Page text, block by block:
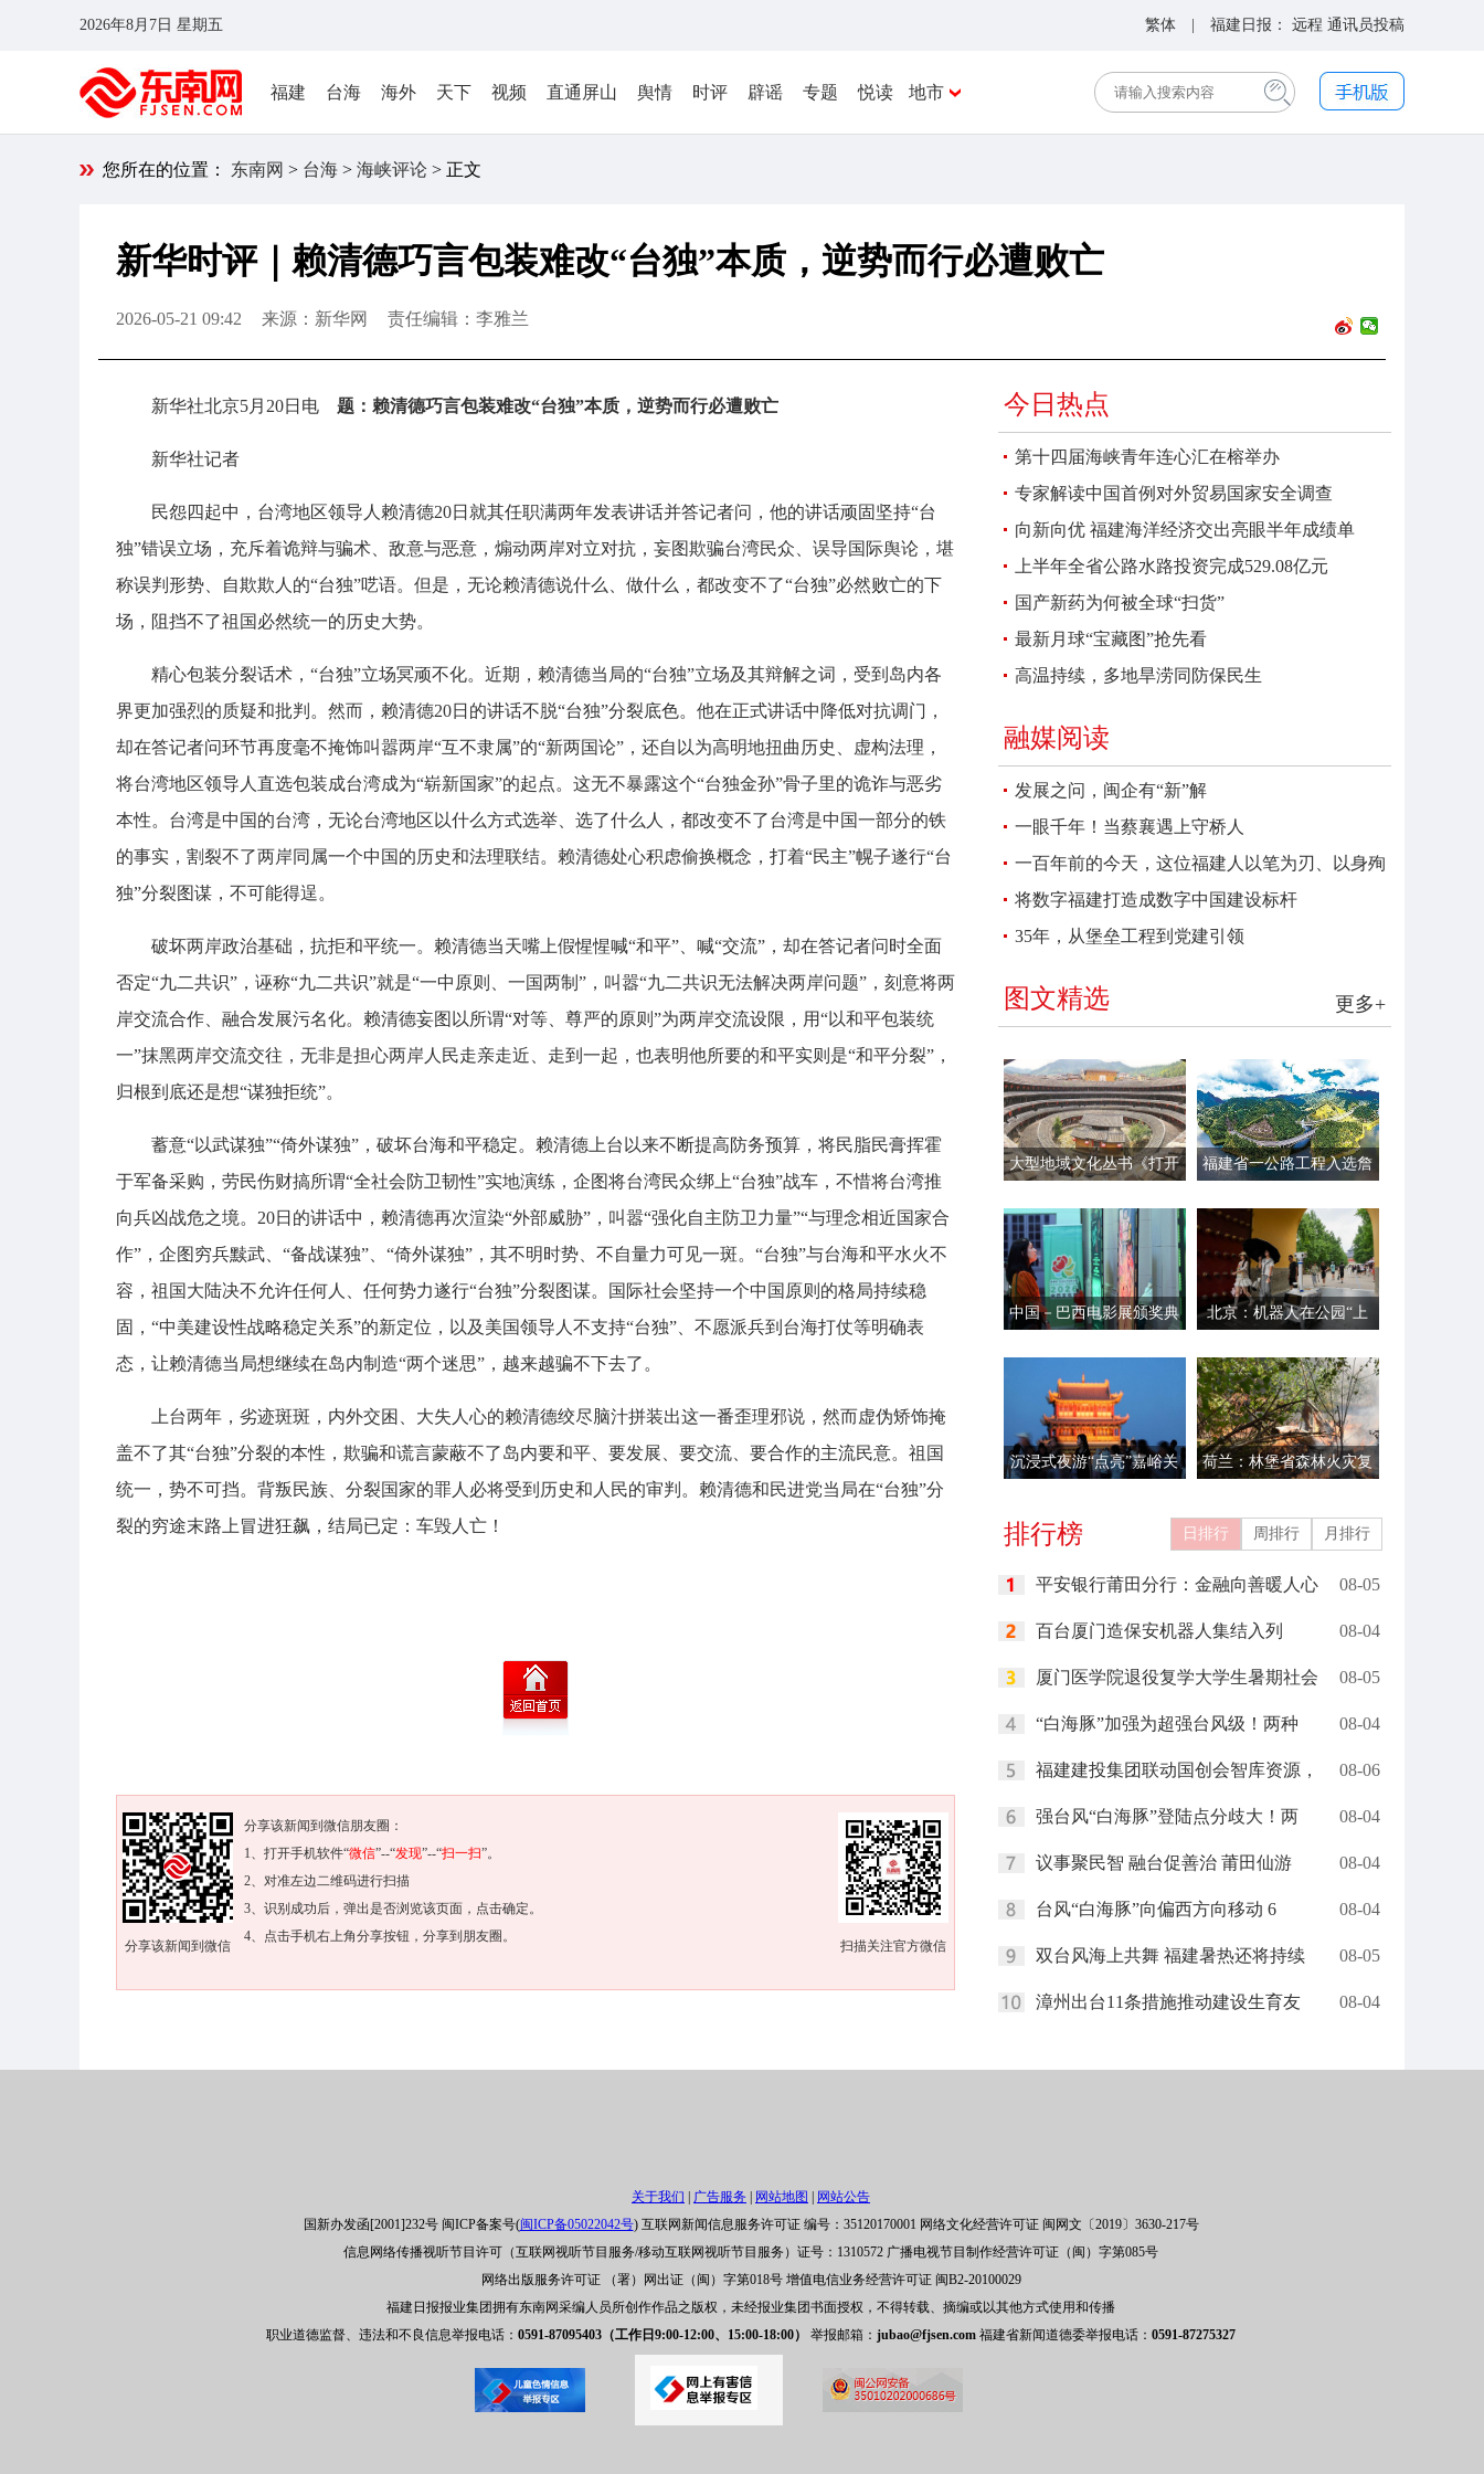
2026年8月7日 星期五 繁体 | 福建日报： 远程 通讯员投稿
福建 台海 海外 天下 视频 直通屏山 舆情 时评 辟谣 专题 悦读 地市
您所在的位置： 东南网 > 台海 > 海峡评论 > 正文
新华时评｜赖清德巧言包装难改“台独”本质，逆势而行必遭败亡
2026-05-21 09:42 来源：新华网 责任编辑：李雅兰
新华社北京5月20日电 题：赖清德巧言包装难改“台独”本质，逆势而行必遭败亡
新华社记者
民怨四起中，台湾地区领导人赖清德20日就其任职满两年发表讲话并答记者问，他的讲话顽固坚持“台
独”错误立场，充斥着诡辩与骗术、敌意与恶意，煽动两岸对立对抗，妄图欺骗台湾民众、误导国际舆论，堪
称误判形势、自欺欺人的“台独”呓语。但是，无论赖清德说什么、做什么，都改变不了“台独”必然败亡的下
场，阻挡不了祖国必然统一的历史大势。
精心包装分裂话术，“台独”立场冥顽不化。近期，赖清德当局的“台独”立场及其辩解之词，受到岛内各
界更加强烈的质疑和批判。然而，赖清德20日的讲话不脱“台独”分裂底色。他在正式讲话中降低对抗调门，
却在答记者问环节再度毫不掩饰叫嚣两岸“互不隶属”的“新两国论”，还自以为高明地扭曲历史、虚构法理，
将台湾地区领导人直选包装成台湾成为“崭新国家”的起点。这无不暴露这个“台独金孙”骨子里的诡诈与恶劣
本性。台湾是中国的台湾，无论台湾地区以什么方式选举、选了什么人，都改变不了台湾是中国一部分的铁
的事实，割裂不了两岸同属一个中国的历史和法理联结。赖清德处心积虑偷换概念，打着“民主”幌子遂行“台
独”分裂图谋，不可能得逞。
破坏两岸政治基础，抗拒和平统一。赖清德当天嘴上假惺惺喊“和平”、喊“交流”，却在答记者问时全面
否定“九二共识”，诬称“九二共识”就是“一中原则、一国两制”，叫嚣“九二共识无法解决两岸问题”，刻意将两
岸交流合作、融合发展污名化。赖清德妄图以所谓“对等、尊严的原则”为两岸交流设限，用“以和平包装统
一”抹黑两岸交流交往，无非是担心两岸人民走亲走近、走到一起，也表明他所要的和平实则是“和平分裂”，
归根到底还是想“谋独拒统”。
蓄意“以武谋独”“倚外谋独”，破坏台海和平稳定。赖清德上台以来不断提高防务预算，将民脂民膏挥霍
于军备采购，劳民伤财搞所谓“全社会防卫韧性”实地演练，企图将台湾民众绑上“台独”战车，不惜将台湾推
向兵凶战危之境。20日的讲话中，赖清德再次渲染“外部威胁”，叫嚣“强化自主防卫力量”“与理念相近国家合
作”，企图穷兵黩武、“备战谋独”、“倚外谋独”，其不明时势、不自量力可见一斑。“台独”与台海和平水火不
容，祖国大陆决不允许任何人、任何势力遂行“台独”分裂图谋。国际社会坚持一个中国原则的格局持续稳
固，“中美建设性战略稳定关系”的新定位，以及美国领导人不支持“台独”、不愿派兵到台海打仗等明确表
态，让赖清德当局想继续在岛内制造“两个迷思”，越来越骗不下去了。
上台两年，劣迹斑斑，内外交困、大失人心的赖清德绞尽脑汁拼装出这一番歪理邪说，然而虚伪矫饰掩
盖不了其“台独”分裂的本性，欺骗和谎言蒙蔽不了岛内要和平、要发展、要交流、要合作的主流民意。祖国
统一，势不可挡。背叛民族、分裂国家的罪人必将受到历史和人民的审判。赖清德和民进党当局在“台独”分
裂的穷途末路上冒进狂飙，结局已定：车毁人亡！
扫描关注官方微信
分享该新闻到微信
分享该新闻到微信朋友圈：
1、打开手机软件“微信”--“发现”--“扫一扫”。
2、对准左边二维码进行扫描
3、识别成功后，弹出是否浏览该页面，点击确定。
4、点击手机右上角分享按钮，分享到朋友圈。
今日热点
第十四届海峡青年连心汇在榕举办
专家解读中国首例对外贸易国家安全调查
向新向优 福建海洋经济交出亮眼半年成绩单
上半年全省公路水路投资完成529.08亿元
国产新药为何被全球“扫货”
最新月球“宝藏图”抢先看
高温持续，多地旱涝同防保民生
融媒阅读
发展之问，闽企有“新”解
一眼千年！当蔡襄遇上守桥人
一百年前的今天，这位福建人以笔为刃、以身殉
报
将数字福建打造成数字中国建设标杆
35年，从堡垒工程到党建引领
更多+
图文精选
大型地域文化丛书《打开
福建省一公路工程入选詹
中国－巴西电影展颁奖典
北京：机器人在公园“上
沉浸式夜游“点亮”嘉峪关
荷兰：林堡省森林火灾复
排行榜 日排行 周排行 月排行
平安银行莆田分行：金融向善暖人心 08-05
百台厦门造保安机器人集结入列 08-04
厦门医学院退役复学大学生暑期社会 08-05
“白海豚”加强为超强台风级！两种 08-04
福建建投集团联动国创会智库资源， 08-06
强台风“白海豚”登陆点分歧大！两 08-04
议事聚民智 融台促善治 莆田仙游 08-04
台风“白海豚”向偏西方向移动 6 08-04
双台风海上共舞 福建暑热还将持续 08-05
漳州出台11条措施推动建设生育友 08-04